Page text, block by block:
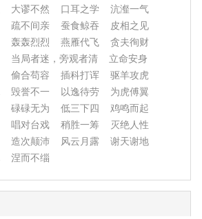
大谬不然 口耳之学
沆瀣一气
疏不间亲 蚕食鲸吞
皮相之见
轰轰烈烈 燕雁代飞
贪夫徇财
当局者迷，旁观者清
立命安身
偷合苟容 插科打诨
驱羊攻虎
毁誉不一 以逸待劳
为虎傅翼
碌碌无为 低三下四
鸡鸣而起
唱对台戏 稍胜一筹
灭绝人性
造次颠沛 风云月露
谢天谢地
涅而不缁